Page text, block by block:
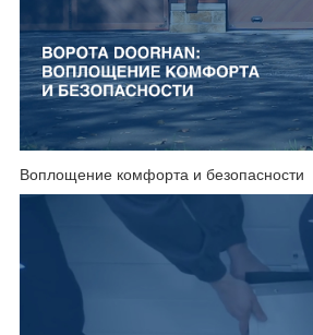
Воплощение комфорта и безопасности